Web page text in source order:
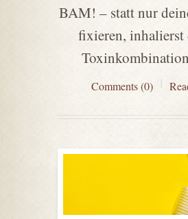
BAM! – statt nur
fixieren, inhalierst
Comments (0)